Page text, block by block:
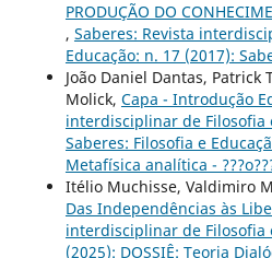
PRODUÇÃO DO
, Saberes: Revista
Educação: n. 17 (2017):
João Daniel Dantas, Patrick
Molick, Capa - Introdução
interdisciplinar de Filosofia
Saberes: Filosofia e
Metafísica analítica -
Itélio Muchisse, Valdimiro
Das Independências às
interdisciplinar de Filosofia
(2025): DOSSIÊ: Teoria